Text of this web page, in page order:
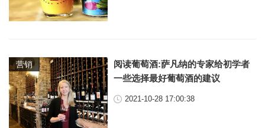
营销
阅读葡萄酒:萨凡纳的专家给初学者
一些选择最好葡萄酒的建议
2021-10-28 17:00:38